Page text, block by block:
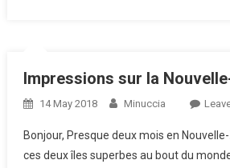
Impressions sur la
14 May 2018 Minuccia
Bonjour, Presque deux mois en
ces deux îles superbes au bout du